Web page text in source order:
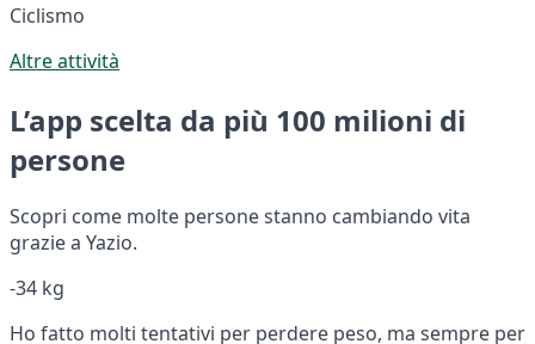
Ciclismo
Altre attività
L’app scelta da più 100 milioni di
persone
Scopri come molte persone stanno cambiando vita
grazie a Yazio.
-34 kg
Ho fatto molti tentativi per perdere peso, ma sempre per